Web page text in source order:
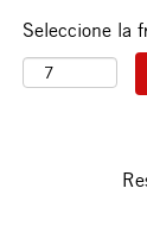
Seleccione la